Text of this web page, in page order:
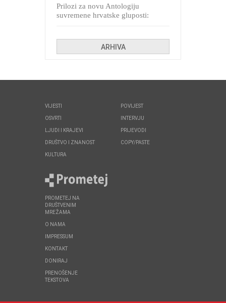
Prilozi za novu Antologiju
suvremene hrvatske gluposti:
ARHIVA
VIJESTI
OSVRTI
LJUDI I KRAJEVI
DRUŠTVO I ZNANOST
KULTURA
POVIJEST
INTERVJU
PRIJEVODI
COPY/PASTE
PROMETEJ NA
DRUŠTVENIM
MREŽAMA
O NAMA
IMPRESSUM
KONTAKT
DONIRAJ
PRENOŠENJE
TEKSTOVA